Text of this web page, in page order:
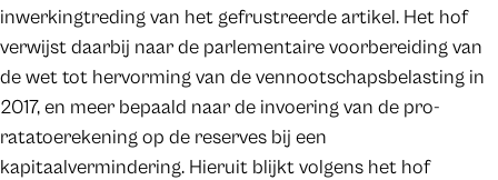
inwerkingtreding van het gefrustreerde artikel. Het hof
verwijst daarbij naar de parlementaire voorbereiding van
de wet tot hervorming van de vennootschapsbelasting in
2017, en meer bepaald naar de invoering van de pro-
ratatoerekening op de reserves bij een
kapitaalvermindering. Hieruit blijkt volgens het hof